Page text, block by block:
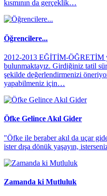
kısmının da gerçeklik…
Öğrencilere...
2012-2013 EĞİTİM-ÖĞRETİM
bulunmaktayız. Girdiğiniz tatil
şekilde değerlendirmenizi
yapabilmeniz için…
Öfke Gelince Akıl Gider
"Öfke ile beraber akıl da uçar
ister dışa dönük yaşayın,
Zamanda ki Mutluluk